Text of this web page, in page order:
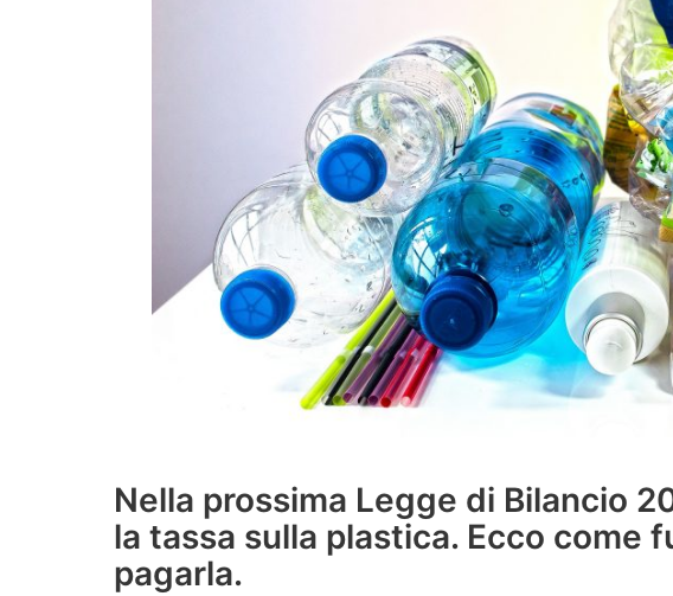
Nella prossima Legge di Bilancio
la tassa sulla plastica. Ecco come
pagarla.